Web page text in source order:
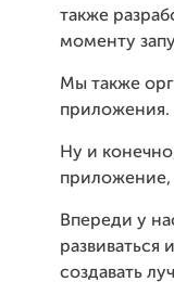
также
моменту
Мы также
приложения.
Ну и
приложение,
Впереди у
развиваться
создавать